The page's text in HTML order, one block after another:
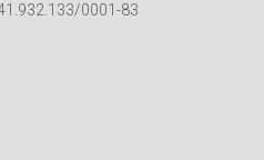
0001-83